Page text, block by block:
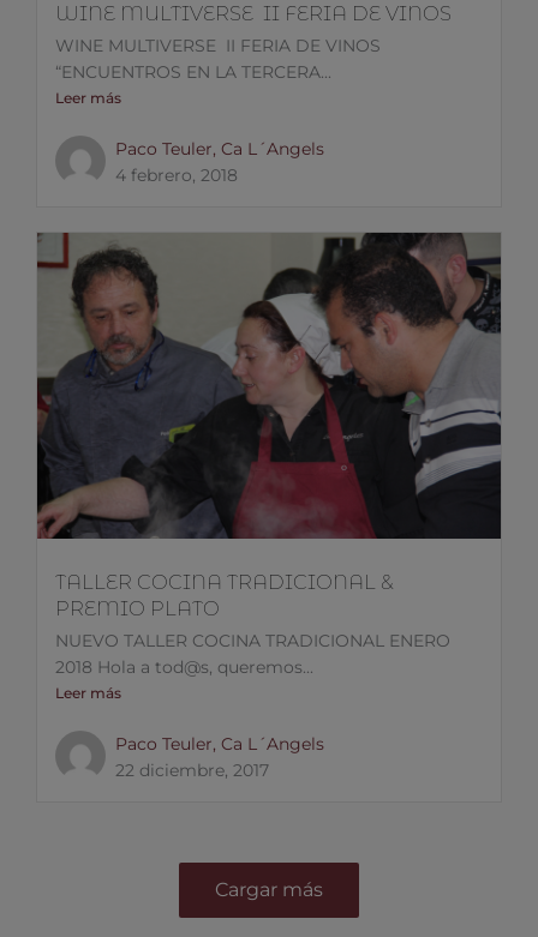
WINE MULTIVERSE II FERIA DE VINOS
WINE MULTIVERSE II FERIA DE VINOS
“ENCUENTROS EN LA TERCERA...
Leer más
Paco Teuler, Ca L´Angels
4 febrero, 2018
TALLER COCINA TRADICIONAL &
PREMIO PLATO
NUEVO TALLER COCINA TRADICIONAL ENERO
2018 Hola a tod@s, queremos...
Leer más
Paco Teuler, Ca L´Angels
22 diciembre, 2017
Cargar más